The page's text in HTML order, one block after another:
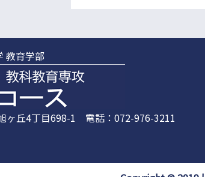
教育学部
ヶ丘4丁目698-1 電話：072-976-3211